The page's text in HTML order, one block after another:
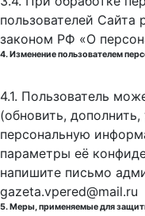
пользователей Сайта
законом РФ «О
4. Изменение пользователем
4.1. Пользователь
(обновить,
персональную
параметры её
напишите письмо
gazeta.vpered@mail.ru
5. Меры, применяемые для